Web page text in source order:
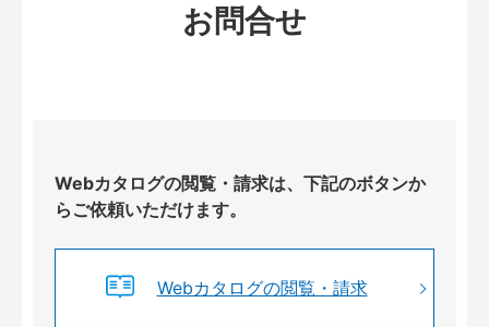
お問合せ
Webカタログの閲覧・請求は、下記のボタンか
らご依頼いただけます。
Webカタログの閲覧・請求